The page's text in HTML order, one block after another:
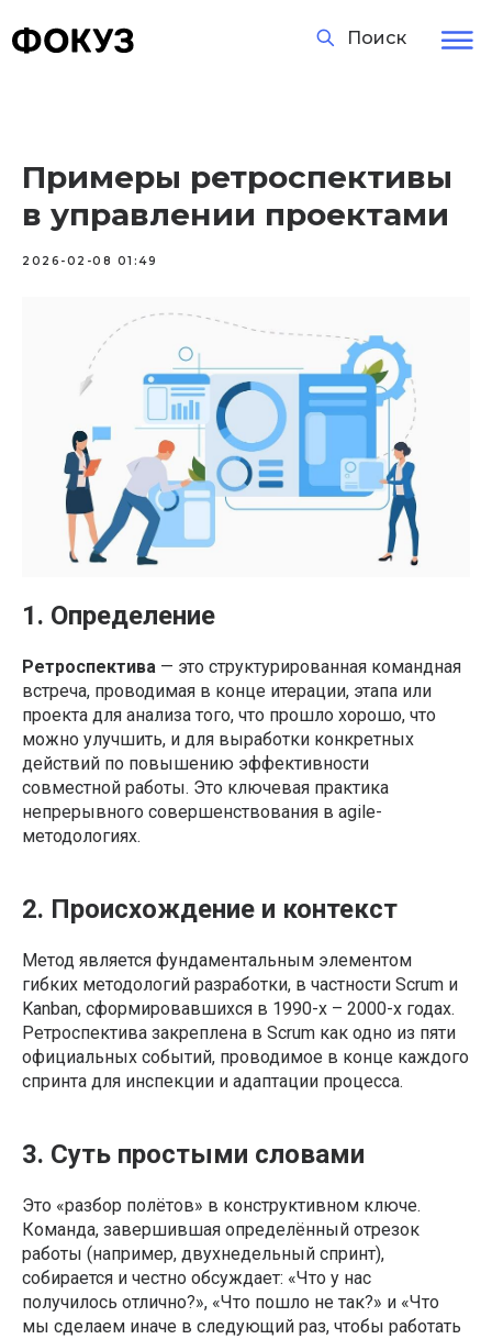
Поиск
Примеры ретроспективы
в управлении проектами
2026-02-08 01:49
1. Определение
Ретроспектива — это структурированная командная
встреча, проводимая в конце итерации, этапа или
проекта для анализа того, что прошло хорошо, что
можно улучшить, и для выработки конкретных
действий по повышению эффективности
совместной работы. Это ключевая практика
непрерывного совершенствования в agile-
методологиях.
2. Происхождение и контекст
Метод является фундаментальным элементом
гибких методологий разработки, в частности Scrum и
Kanban, сформировавшихся в 1990-х – 2000-х годах.
Ретроспектива закреплена в Scrum как одно из пяти
официальных событий, проводимое в конце каждого
спринта для инспекции и адаптации процесса.
3. Суть простыми словами
Это «разбор полётов» в конструктивном ключе.
Команда, завершившая определённый отрезок
работы (например, двухнедельный спринт),
собирается и честно обсуждает: «Что у нас
получилось отлично?», «Что пошло не так?» и «Что
мы сделаем иначе в следующий раз, чтобы работать